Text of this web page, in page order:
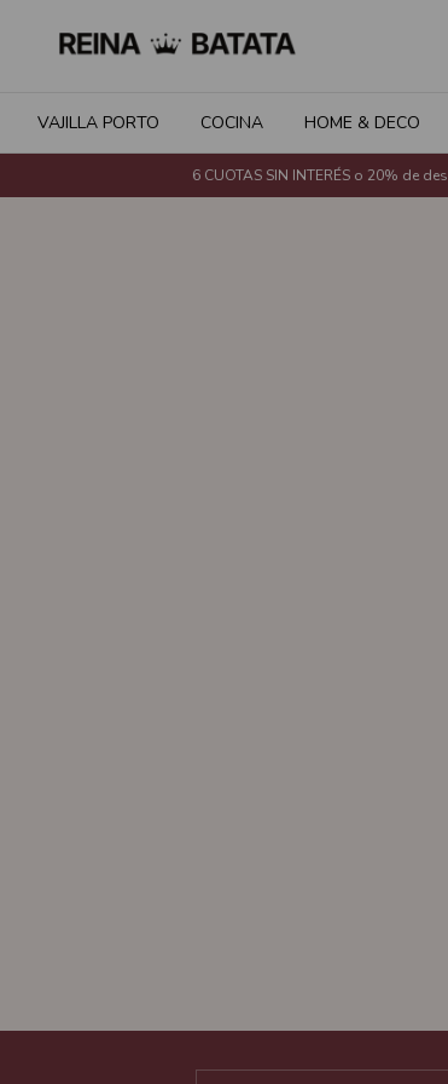
VAJILLA PORTO COCINA HOME & DECO
6 CUOTAS SIN INTERÉS o 20% de